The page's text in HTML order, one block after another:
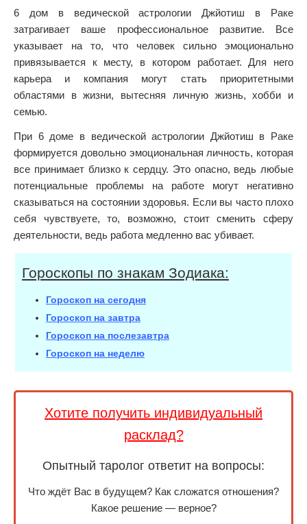
6 дом в ведической астрологии Джйотиш в Раке
затрагивает ваше профессиональное развитие. Все
указывает на то, что человек сильно эмоционально
привязывается к месту, в котором работает. Для него
карьера и компания могут стать приоритетными
областями в жизни, вытесняя личную жизнь, хобби и
семью.
При 6 доме в ведической астрологии Джйотиш в Раке
формируется довольно эмоциональная личность, которая
все принимает близко к сердцу. Это опасно, ведь любые
потенциальные проблемы на работе могут негативно
сказываться на состоянии здоровья. Если вы часто плохо
себя чувствуете, то, возможно, стоит сменить сферу
деятельности, ведь работа медленно вас убивает.
Гороскопы по знакам Зодиака:
Гороскоп на сегодня
Гороскоп на завтра
Гороскоп на послезавтра
Гороскоп на неделю
Хотите получить индивидуальный
расклад?
Опытный таролог ответит на вопросы:
Что ждёт Вас в будущем? Как сложатся отношения?
Какое решение — верное?